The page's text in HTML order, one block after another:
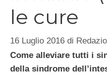
le cure
16 Luglio 2016 di
Come alleviare tutti i
della sindrome